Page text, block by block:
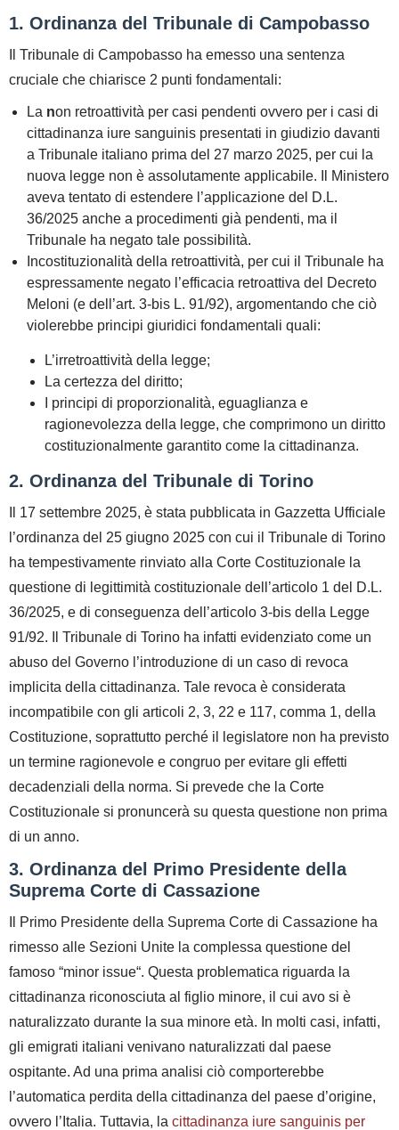
1. Ordinanza del Tribunale di Campobasso
Il Tribunale di Campobasso ha emesso una sentenza
cruciale che chiarisce 2 punti fondamentali:
La non retroattività per casi pendenti ovvero per i casi di
cittadinanza iure sanguinis presentati in giudizio davanti
a Tribunale italiano prima del 27 marzo 2025, per cui la
nuova legge non è assolutamente applicabile. Il Ministero
aveva tentato di estendere l’applicazione del D.L.
36/2025 anche a procedimenti già pendenti, ma il
Tribunale ha negato tale possibilità.
Incostituzionalità della retroattività, per cui il Tribunale ha
espressamente negato l’efficacia retroattiva del Decreto
Meloni (e dell’art. 3-bis L. 91/92), argomentando che ciò
violerebbe principi giuridici fondamentali quali:
L’irretroattività della legge;
La certezza del diritto;
I principi di proporzionalità, eguaglianza e
ragionevolezza della legge, che comprimono un diritto
costituzionalmente garantito come la cittadinanza.
2. Ordinanza del Tribunale di Torino
Il 17 settembre 2025, è stata pubblicata in Gazzetta Ufficiale
l’ordinanza del 25 giugno 2025 con cui il Tribunale di Torino
ha tempestivamente rinviato alla Corte Costituzionale la
questione di legittimità costituzionale dell’articolo 1 del D.L.
36/2025, e di conseguenza dell’articolo 3-bis della Legge
91/92. Il Tribunale di Torino ha infatti evidenziato come un
abuso del Governo l’introduzione di un caso di revoca
implicita della cittadinanza. Tale revoca è considerata
incompatibile con gli articoli 2, 3, 22 e 117, comma 1, della
Costituzione, soprattutto perché il legislatore non ha previsto
un termine ragionevole e congruo per evitare gli effetti
decadenziali della norma. Si prevede che la Corte
Costituzionale si pronuncerà su questa questione non prima
di un anno.
3. Ordinanza del Primo Presidente della
Suprema Corte di Cassazione
Il Primo Presidente della Suprema Corte di Cassazione ha
rimesso alle Sezioni Unite la complessa questione del
famoso “minor issue“. Questa problematica riguarda la
cittadinanza riconosciuta al figlio minore, il cui avo si è
naturalizzato durante la sua minore età. In molti casi, infatti,
gli emigrati italiani venivano naturalizzati dal paese
ospitante. Ad una prima analisi ciò comporterebbe
l’automatica perdita della cittadinanza del paese d’origine,
ovvero l’Italia. Tuttavia, la cittadinanza iure sanguinis per